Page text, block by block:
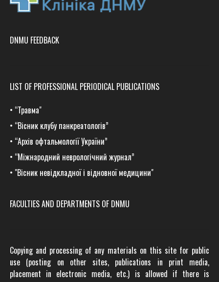
DNMU FEEDBACK
LIST OF PROFESSIONAL PERIODICAL PUBLICATIONS
• “Травма"
• “Вісник клубу панкреатологів”
• “Архів офтальмології України”
• “Міжнародний неврологічний журнал”
• "Вісник невідкладної і відновної медицини"
FACULTIES AND DEPARTMENTS OF DNMU
Copying and processing of any materials on this site for public
use (posting on other sites, publications in print media,
placement in electronic media, etc.) is allowed if there is